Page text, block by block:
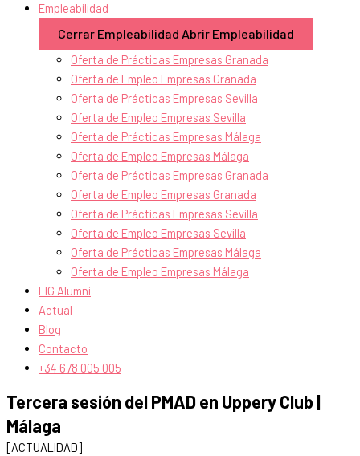
Empleabilidad
Cerrar Empleabilidad Abrir Empleabilidad
Oferta de Prácticas Empresas Granada
Oferta de Empleo Empresas Granada
Oferta de Prácticas Empresas Sevilla
Oferta de Empleo Empresas Sevilla
Oferta de Prácticas Empresas Málaga
Oferta de Empleo Empresas Málaga
Oferta de Prácticas Empresas Granada
Oferta de Empleo Empresas Granada
Oferta de Prácticas Empresas Sevilla
Oferta de Empleo Empresas Sevilla
Oferta de Prácticas Empresas Málaga
Oferta de Empleo Empresas Málaga
EIG Alumni
Actual
Blog
Contacto
+34 678 005 005
Tercera sesión del PMAD en Uppery Club |
Málaga
[ACTUALIDAD]